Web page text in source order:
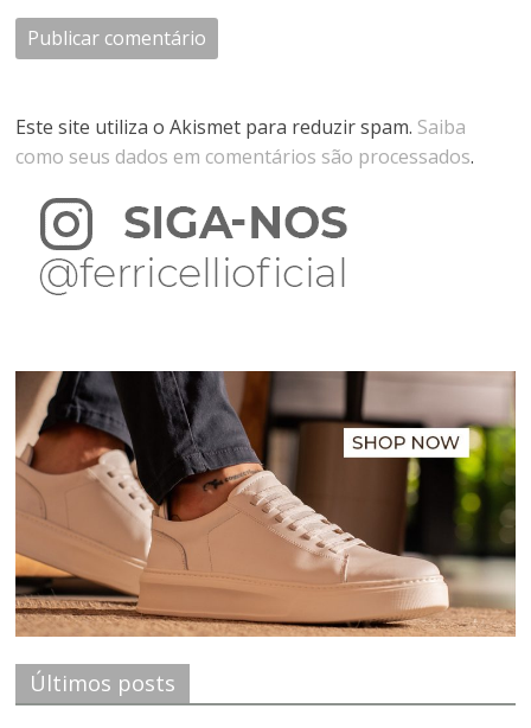
Este site utiliza o Akismet para reduzir spam. Saiba
como seus dados em comentários são processados.
Últimos posts